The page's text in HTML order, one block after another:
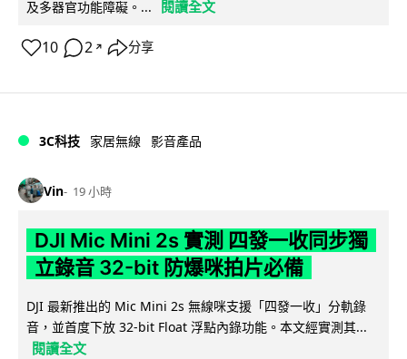
及多器官功能障礙。...
閱讀全文
10 2 ↗ 分享
3C科技 家居無線 影音產品
Vin 19 小時
DJI Mic Mini 2s 實測 四發一收同步獨
立錄音 32-bit 防爆咪拍片必備
DJI 最新推出的 Mic Mini 2s 無線咪支援「四發一收」分軌錄
音，並首度下放 32-bit Float 浮點內錄功能。本文經實測其...
閱讀全文